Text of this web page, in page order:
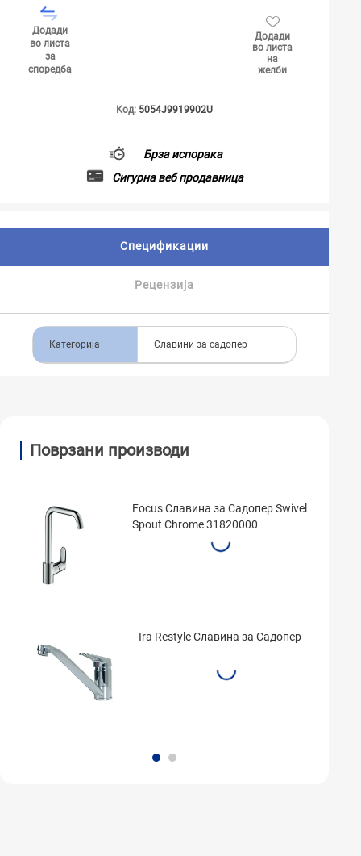
Додади
во листа
за
споредба
Додади
во листа
на
желби
Код: 5054J9919902U
Брза испорака
Сигурна веб продавница
Спецификации
Рецензија
Категорија Славини за садопер
Поврзани производи
Focus Славина за Садопер Swivel
Spout Chrome 31820000
Ira Restyle Славина за Садопер